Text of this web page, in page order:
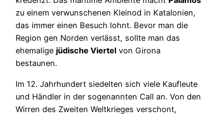
zu einem verwunschenen Kleinod in Katalonien,
das immer einen Besuch lohnt. Bevor man die
Region gen Norden verlässt, sollte man das
ehemalige jüdische Viertel von Girona
bestaunen.
Im 12. Jahrhundert siedelten sich viele Kaufleute
und Händler in der sogenannten Call an. Von den
Wirren des Zweiten Weltkrieges verschont,